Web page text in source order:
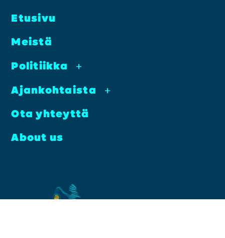
Etusi­vu
Meis­tä
Poli­tiik­ka
+
Ajan­koh­tais­ta +
Ota yhteyt­tä
About us